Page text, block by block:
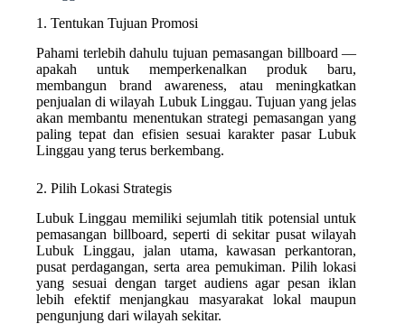
1. Tentukan Tujuan Promosi
Pahami terlebih dahulu tujuan pemasangan billboard —
apakah untuk memperkenalkan produk baru,
membangun brand awareness, atau meningkatkan
penjualan di wilayah Lubuk Linggau. Tujuan yang jelas
akan membantu menentukan strategi pemasangan yang
paling tepat dan efisien sesuai karakter pasar Lubuk
Linggau yang terus berkembang.
2. Pilih Lokasi Strategis
Lubuk Linggau memiliki sejumlah titik potensial untuk
pemasangan billboard, seperti di sekitar pusat wilayah
Lubuk Linggau, jalan utama, kawasan perkantoran,
pusat perdagangan, serta area pemukiman. Pilih lokasi
yang sesuai dengan target audiens agar pesan iklan
lebih efektif menjangkau masyarakat lokal maupun
pengunjung dari wilayah sekitar.